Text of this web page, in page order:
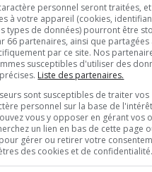
à la newsletter
personnel seront traitées,
à votre appareil (cookies,
types de données) pourront être
66 partenaires, ainsi que partagées
par ce site. Nos
susceptibles d'utiliser des
Liste des partenaires.
sont susceptibles de traiter vos
personnel sur la base de l'intérêt
vous y opposer en gérant vos
un lien en bas de cette page
gérer ou retirer votre
des cookies et de confidentialité.